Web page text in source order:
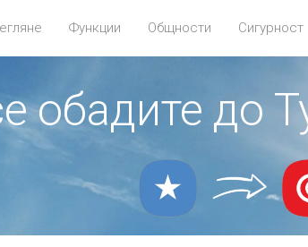
Функции Общности Сигурност
обадите до